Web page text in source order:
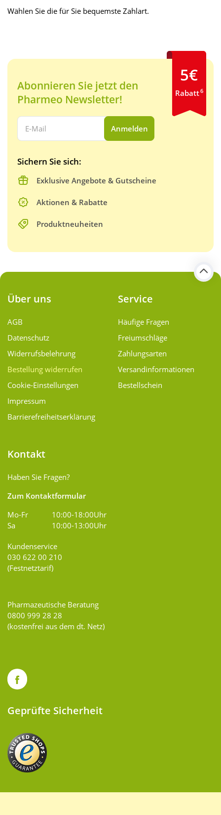
Wählen Sie die für Sie bequemste Zahlart.
Abonnieren Sie jetzt den
Pharmeo Newsletter!
Ihre E-Mail Adresse:
Anmelden
Sichern Sie sich:
Exklusive Angebote & Gutscheine
Aktionen & Rabatte
Produktneuheiten
5€
Rabatt6
Über uns
AGB
Datenschutz
Widerrufsbelehrung
Bestellung widerrufen
Cookie-Einstellungen
Impressum
Barrierefreiheitserklärung
Service
Häufige Fragen
Freiumschläge
Zahlungsarten
Versand­informationen
Bestellschein
Kontakt
Haben Sie Fragen?
Zum Kontaktformular
Mo-Fr
10:00-18:00Uhr
Sa
10:00-13:00Uhr
Kundenservice
030 622 00 210
(Festnetztarif)
Pharmazeutische Beratung
0800 999 28 28
(kostenfrei aus dem dt. Netz)
Geprüfte Sicherheit